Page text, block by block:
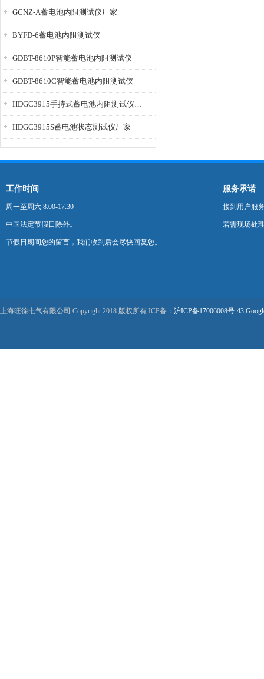
GCNZ-A蓄电池内阻测试仪厂家
BYFD-6蓄电池内阻测试仪
GDBT-8610P智能蓄电池内阻测试仪
GDBT-8610C智能蓄电池内阻测试仪
HDGC3915手持式蓄电池内阻测试仪厂家
HDGC3915S蓄电池状态测试仪厂家
工作时间
周一至周六 8:00-17:30
中国法定节假日除外。
节假日期间您的留言，我们收到后会尽快回复您。
服务承诺
接到用户服
若需现场处
上海旺徐电气有限公司 Copyright 2018 版权所有 ICP备： 沪ICP备17006008号-43